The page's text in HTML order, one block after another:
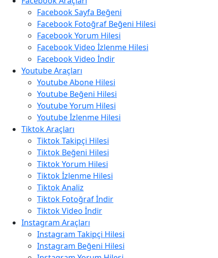
Facebook Sayfa Beğeni
Facebook Fotoğraf Beğeni Hilesi
Facebook Yorum Hilesi
Facebook Video İzlenme Hilesi
Facebook Video İndir
Youtube Araçları
Youtube Abone Hilesi
Youtube Beğeni Hilesi
Youtube Yorum Hilesi
Youtube İzlenme Hilesi
Tiktok Araçları
Tiktok Takipçi Hilesi
Tiktok Beğeni Hilesi
Tiktok Yorum Hilesi
Tiktok İzlenme Hilesi
Tiktok Analiz
Tiktok Fotoğraf İndir
Tiktok Video İndir
Instagram Araçları
Instagram Takipçi Hilesi
Instagram Beğeni Hilesi